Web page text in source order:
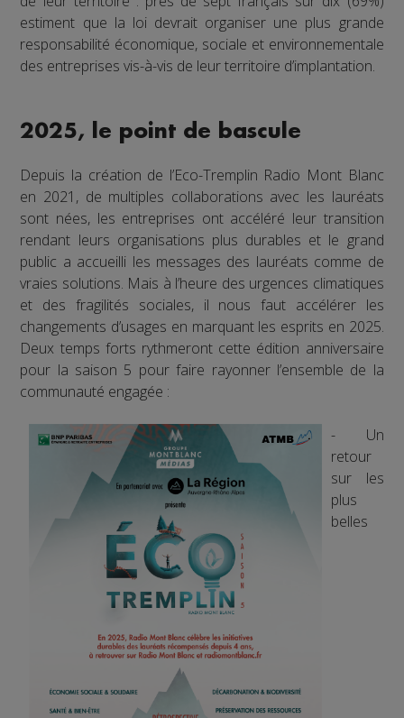
estiment que la loi devrait organiser une plus grande
responsabilité économique, sociale et environnementale
des entreprises vis-à-vis de leur territoire d’implantation.
2025, le point de bascule
Depuis la création de l’Eco-Tremplin Radio Mont Blanc
en 2021, de multiples collaborations avec les lauréats
sont nées, les entreprises ont accéléré leur transition
rendant leurs organisations plus durables et le grand
public a accueilli les messages des lauréats comme de
vraies solutions. Mais à l’heure des urgences climatiques
et des fragilités sociales, il nous faut accélérer les
changements d’usages en marquant les esprits en 2025.
Deux temps forts rythmeront cette édition anniversaire
pour la saison 5 pour faire rayonner l’ensemble de la
communauté engagée :
- Un
retour
sur les
plus
belles